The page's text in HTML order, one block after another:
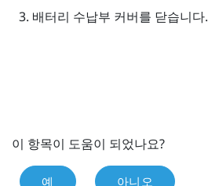
배터리 수납부 커버를 닫습니다.
이 항목이 도움이 되었나요?
예 아니오